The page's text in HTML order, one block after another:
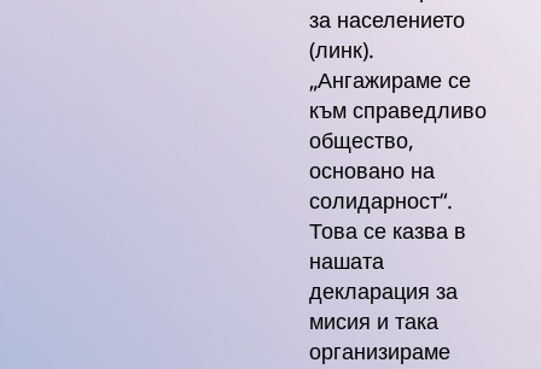
за населението
(линк).
„Ангажираме се
към справедливо
общество,
основано на
солидарност“.
Това се казва в
нашата
декларация за
мисия и така
организираме